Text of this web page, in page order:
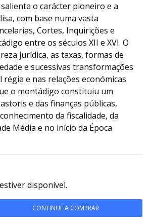
o carácter pioneiro e a
com base numa vasta
Cortes, Inquirições e
entre os séculos XII e XVI. O
jurídica, as taxas, formas de
e sucessivas transformações
e nas relações económicas
o montádigo constituiu um
e das finanças públicas,
da fiscalidade, da
Média e no início da Época
disponível.
CONTINUE A COMPRAR